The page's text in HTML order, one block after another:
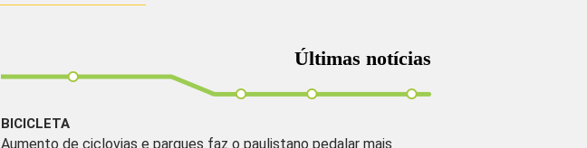
Últimas notícias
BICICLETA
Aumento de ciclovias e parques faz o paulistano pedalar mais